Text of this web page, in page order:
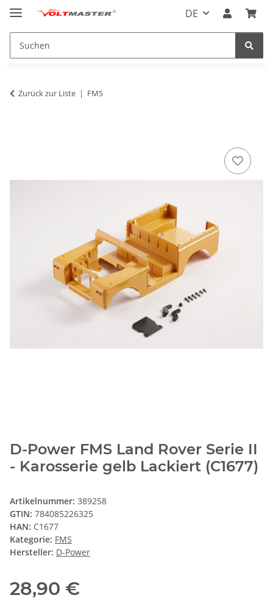
DE
Zurück zur Liste FMS
D-Power FMS Land Rover Serie II
- Karosserie gelb Lackiert (C1677)
Artikelnummer: 389258
GTIN: 784085226325
HAN: C1677
Kategorie: FMS
Hersteller: D-Power
28,90 €